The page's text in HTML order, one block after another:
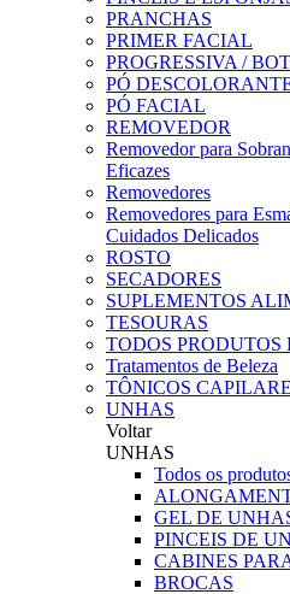
PRANCHAS
PRIMER FACIAL
PROGRESSIVA /
PÓ
PÓ FACIAL
REMOVEDOR
Removedor para
Eficazes
Removedores
Removedores para
Cuidados Delicados
ROSTO
SECADORES
SUPLEMENTOS
TESOURAS
TODOS
Tratamentos de Beleza
TÔNICOS
UNHAS
Voltar
UNHAS
Todos os
GEL DE
PINCEIS DE
CABINES
BROCAS